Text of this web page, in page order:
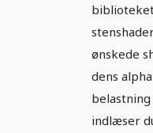
ønskede
dens alpha
belastning
indlæser